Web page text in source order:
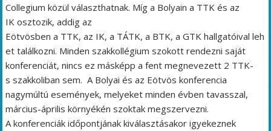
Collegium közül választhatnak. Míg a Bolyain a TTK és az
IK osztozik, addig az
Eötvösben a TTK, az IK, a TÁTK, a BTK, a GTK hallgatóival leh
et találkozni. Minden szakkollégium szokott rendezni saját
konferenciát, nincs ez másképp a fent megnevezett 2 TTK-
s szakkoliban sem. A Bolyai és az Eötvös konferencia
nagymúltú események, melyeket minden évben tavasszal,
március-április környékén szoktak megszervezni.
A konferenciák időpontjának kiválasztásakor igyekeznek